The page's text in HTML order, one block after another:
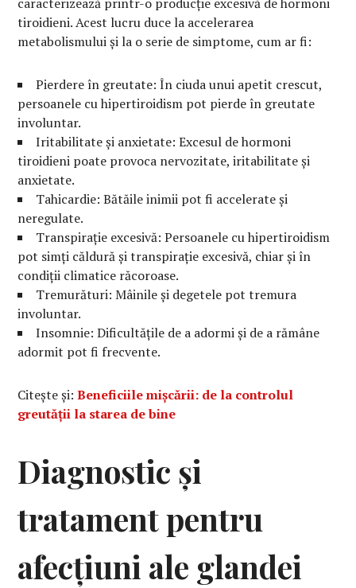
tiroidieni. Acest lucru duce la accelerarea
metabolismului și la o serie de simptome, cum ar fi:
Pierdere în greutate: În ciuda unui apetit crescut,
persoanele cu hipertiroidism pot pierde în greutate
involuntar.
Iritabilitate și anxietate: Excesul de hormoni
tiroidieni poate provoca nervozitate, iritabilitate și
anxietate.
Tahicardie: Bătăile inimii pot fi accelerate și
neregulate.
Transpirație excesivă: Persoanele cu hipertiroidism
pot simți căldură și transpirație excesivă, chiar și în
condiții climatice răcoroase.
Tremurături: Mâinile și degetele pot tremura
involuntar.
Insomnie: Dificultățile de a adormi și de a rămâne
adormit pot fi frecvente.
Citește și:Beneficiile mișcării: de la controlul
greutății la starea de bine
Diagnostic și
tratament pentru
afecțiuni ale glandei